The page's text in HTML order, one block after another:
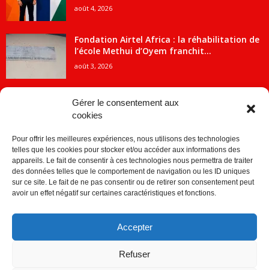
Gérer le consentement aux
cookies
Pour offrir les meilleures expériences, nous utilisons des technologies
telles que les cookies pour stocker et/ou accéder aux informations des
appareils. Le fait de consentir à ces technologies nous permettra de traiter
des données telles que le comportement de navigation ou les ID uniques
sur ce site. Le fait de ne pas consentir ou de retirer son consentement peut
avoir un effet négatif sur certaines caractéristiques et fonctions.
Accepter
Refuser
août 4, 2026
Fondation Airtel Africa : la réhabilitation de
l’école Methui d’Oyem franchit...
août 3, 2026
ACTUALITES
Economie 2091
1840
Société
Sport 859